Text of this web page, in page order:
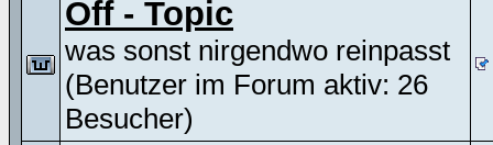
Off - Topic
was sonst nirgendwo reinpasst
(Benutzer im Forum aktiv: 26
Besucher)